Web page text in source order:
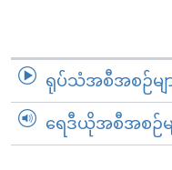
ရုပ်သံအစီအစဉ်မျ
ရေဒီယိုအစီအစဉ်မျ